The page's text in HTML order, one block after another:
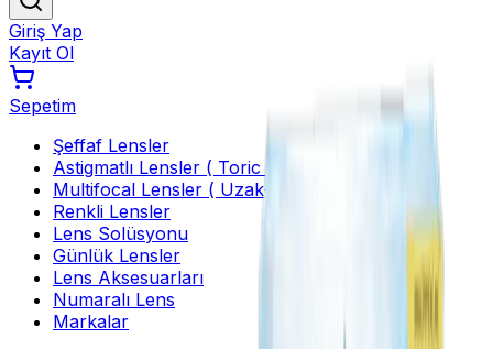
Giriş Yap
Kayıt Ol
Sepetim
Şeffaf Lensler
Astigmatlı Lensler ( Toric )
Multifocal Lensler ( Uzak-Yakın )
Renkli Lensler
Lens Solüsyonu
Günlük Lensler
Lens Aksesuarları
Numaralı Lens
Markalar